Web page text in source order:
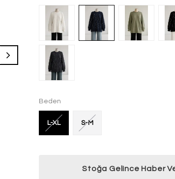
Beden
L-XL S-M
Stoğa Gelince Haber